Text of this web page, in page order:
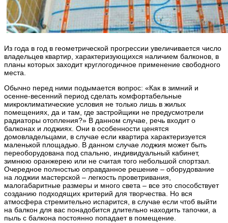
Из года в год в геометрической прогрессии увеличивается число
владельцев квартир, характеризующихся наличием балконов, в
планы которых заходит круглогодичное применение свободного
места.
Обычно перед ними подымается вопрос: «Как в зимний и
осенне-весенний период сделать комфортабельные
микроклиматические условия не только лишь в жилых
помещениях, да и там, где застройщики не предусмотрели
радиаторы отопления?» В данном случае, речь входит о
балконах и лоджиях. Они в особенности ценятся
домовладельцами, в случае если квартира характеризуется
маленькой площадью. В данном случае лоджия может быть
переоборудована под спальню, индивидуальный кабинет,
зимнюю оранжерею или не считая того небольшой спортзал.
Очередное полностью оправданное решение – оборудование
на лоджии мастерской – легкость проветривания,
малогабаритные размеры и много света – все это способствует
созданию подходящих критерий для творчества. Но вся
атмосфера стремительно испарится, в случае если чтоб выйти
на балкон для вас понадобится длительно находить тапочки, а
пыль с балкона постоянно попадает в помещение.